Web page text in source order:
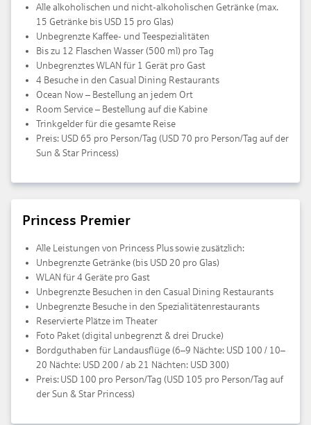
Alle alkoholischen und nicht-alkoholischen Getränke (max.
15 Getränke bis USD 15 pro Glas)
Unbegrenzte Kaffee- und Teespezialitäten
Bis zu 12 Flaschen Wasser (500 ml) pro Tag
Unbegrenztes WLAN für 1 Gerät pro Gast
4 Besuche in den Casual Dining Restaurants
Ocean Now – Bestellung an jedem Ort
Room Service – Bestellung auf die Kabine
Trinkgelder für die gesamte Reise
Preis: USD 65 pro Person/Tag (USD 70 pro Person/Tag auf der
Sun & Star Princess)
Princess Premier
Alle Leistungen von Princess Plus sowie zusätzlich:
Unbegrenzte Getränke (bis USD 20 pro Glas)
WLAN für 4 Geräte pro Gast
Unbegrenzte Besuchen in den Casual Dining Restaurants
Unbegrenzte Besuche in den Spezialitätenrestaurants
Reservierte Plätze im Theater
Foto Paket (digital unbegrenzt & drei Drucke)
Bordguthaben für Landausflüge (6–9 Nächte: USD 100 / 10–
20 Nächte: USD 200 / ab 21 Nächten: USD 300)
Preis: USD 100 pro Person/Tag (USD 105 pro Person/Tag auf
der Sun & Star Princess)